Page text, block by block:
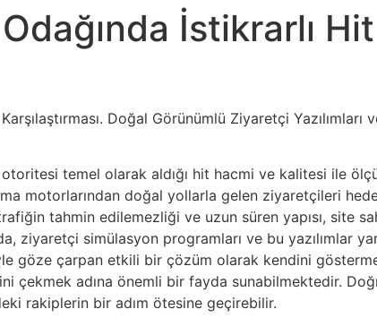
İstikrarlı
Doğal Görünümlü Ziyaretçi
temel olarak aldığı hit hacmi ve kalitesi ile
motorlarından doğal yollarla gelen ziyaretçileri
tahmin edilemezliği ve uzun süren yapısı, site
ziyaretçi simülasyon programları ve bu yazılımlar
göze çarpan etkili bir çözüm olarak kendini
çekmek adına önemli bir fayda sunabilmektedir.
rakiplerin bir adım ötesine geçirebilir.